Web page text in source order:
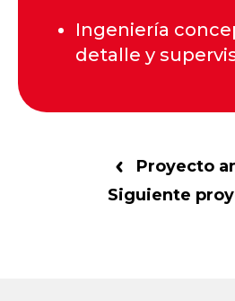
Ingeniería
detalle y
Proyecto
Siguiente